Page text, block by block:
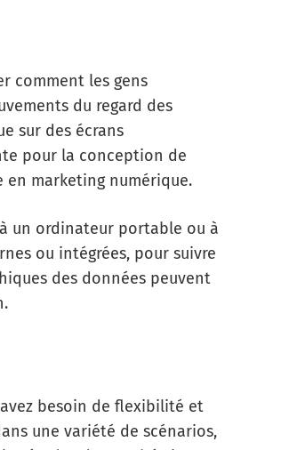
comment les gens
du regard des
sur des écrans
pour la conception de
en marketing numérique.
un ordinateur portable ou à
ou intégrées, pour suivre
des données peuvent
avez besoin de flexibilité et
une variété de scénarios,